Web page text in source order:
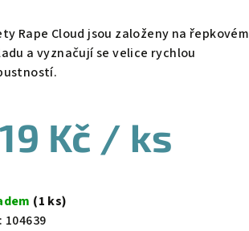
Rape Cloud jsou založeny na řepkovém
a vyznačují se velice rychlou
Kč / ks
(1 ks)
104639